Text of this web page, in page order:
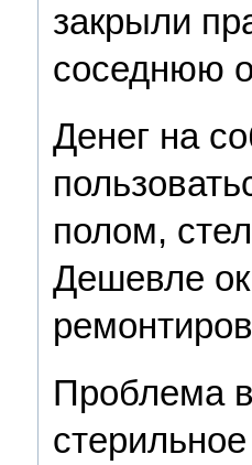
закрыли
соседнюю
Денег на
полом,
Дешевле
Проблема